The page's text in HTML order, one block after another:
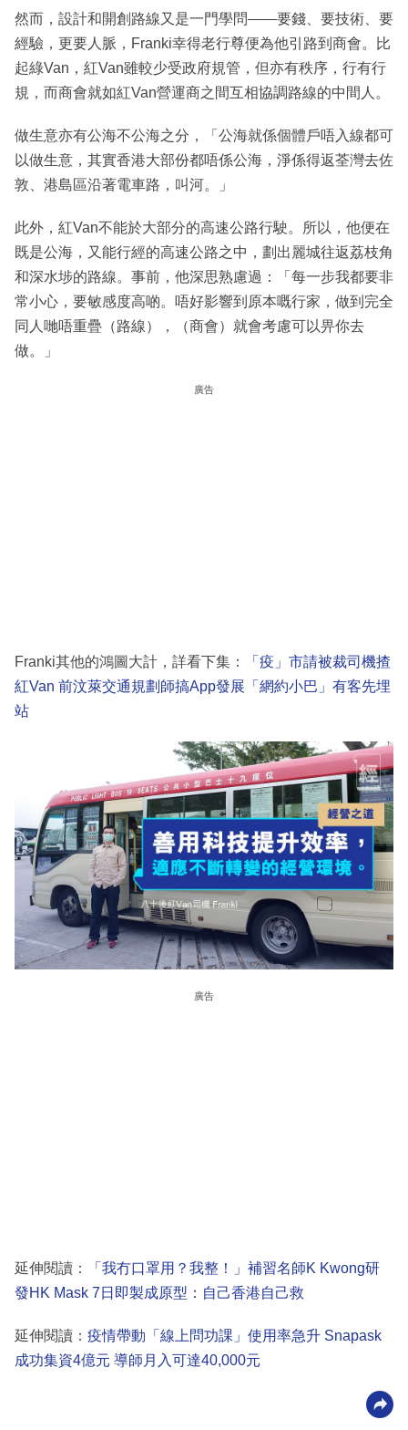
然而，設計和開創路線又是一門學問——要錢、要技術、要
經驗，更要人脈，Franki幸得老行尊便為他引路到商會。比
起綠Van，紅Van雖較少受政府規管，但亦有秩序，行有行
規，而商會就如紅Van營運商之間互相協調路線的中間人。
做生意亦有公海不公海之分，「公海就係個體戶唔入線都可
以做生意，其實香港大部份都唔係公海，淨係得返荃灣去佐
敦、港島區沿著電車路，叫河。」
此外，紅Van不能於大部分的高速公路行駛。所以，他便在
既是公海，又能行經的高速公路之中，劃出麗城往返荔枝角
和深水埗的路線。事前，他深思熟慮過：「每一步我都要非
常小心，要敏感度高啲。唔好影響到原本嘅行家，做到完全
同人哋唔重疊（路線），（商會）就會考慮可以畀你去
做。」
廣告
Franki其他的鴻圖大計，詳看下集：
「疫」市請被裁司機揸
紅Van 前汶萊交通規劃師搞App發展「網約小巴」有客先埋
站
廣告
延伸閱讀：
「我冇口罩用？我整！」補習名師K Kwong研
發HK Mask 7日即製成原型：自己香港自己救
延伸閱讀： 疫情帶動「線上問功課」使用率急升 Snapask
成功集資4億元 導師月入可達40,000元